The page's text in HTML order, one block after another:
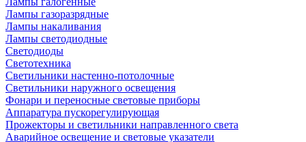
Лампы газоразрядные
Лампы накаливания
Лампы светодиодные
Светодиоды
Светотехника
Светильники настенно-потолочные
Светильники наружного освещения
Фонари и переносные световые приборы
Аппаратура пускорегулирующая
Прожекторы и светильники направленного света
Аварийное освещение и световые указатели